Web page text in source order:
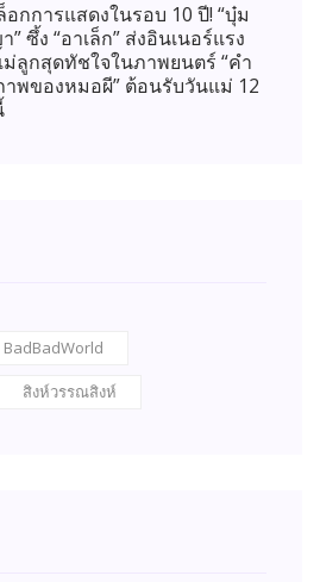
กการแสดงในรอบ 10 ปี! “บุ๋ม
ซึ้ง “อาเล็ก” ส่งอินเนอร์แรง
ม่ลูกสุดทัชใจในภาพยนตร์ “คำ
าพของหมอผี” ต้อนรับวันแม่ 12
BadBadWorld
สิงห์วรรณสิงห์